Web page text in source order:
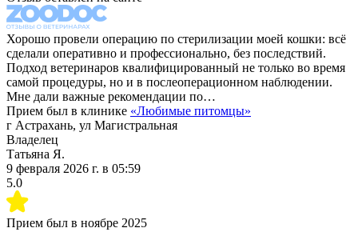
Хорошо провели операцию по стерилизации моей кошки: всё
сделали оперативно и профессионально, без последствий.
Подход ветеринаров квалифицированный не только во время
самой процедуры, но и в послеоперационном наблюдении.
Мне дали важные рекомендации по…
Прием был в клинике «Любимые питомцы»
г Астрахань, ул Магистральная
Владелец
Татьяна Я.
9 февраля 2026 г. в 05:59
5.0
Прием был в ноябре 2025